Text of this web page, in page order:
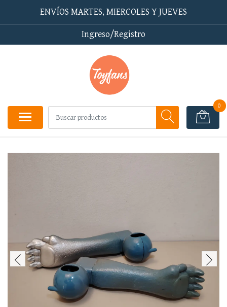
ENVÍOS MARTES, MIERCOLES Y JUEVES
Ingreso/Registro
0